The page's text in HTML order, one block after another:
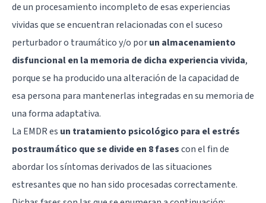
de un procesamiento incompleto de esas experiencias
vividas que se encuentran relacionadas con el suceso
perturbador o traumático y/o porun almacenamiento
disfuncional en la memoria de dicha experiencia vivida,
porque se ha producido una alteración de la capacidad de
esa persona para mantenerlas integradas en su memoria de
una forma adaptativa.
La EMDR es un tratamiento psicológico para el estrés
postraumático que se divide en 8 fasescon el fin de
abordar los síntomas derivados de las situaciones
estresantes que no han sido procesadas correctamente.